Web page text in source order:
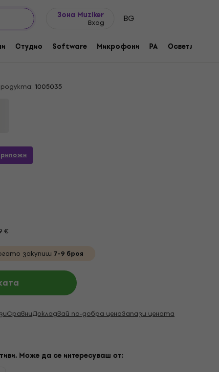
Зона Muziker
Вход BG
Студио Software Микрофони PA Осветление
Foam 50x50 Dark Grey
пяна
1005035
€
закупиш 7-9 броя
СравниДокладвай по-добра ценаЗапази цената
Може да се интересуваш от: